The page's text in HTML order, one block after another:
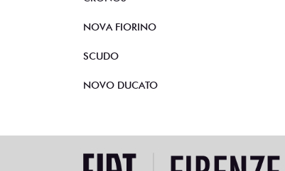
NOVA FIORINO
SCUDO
NOVO DUCATO